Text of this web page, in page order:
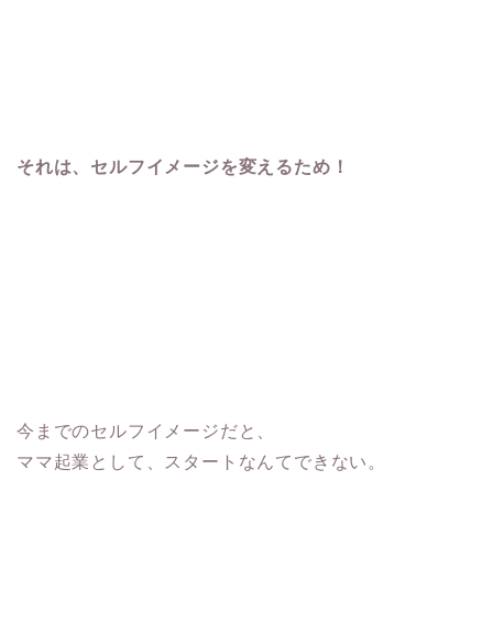
それは、セルフイメージを変えるため！
今までのセルフイメージだと、
ママ起業として、スタートなんてできない。